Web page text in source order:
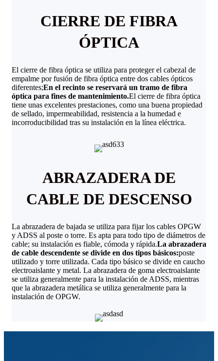
CIERRE DE FIBRA
ÓPTICA
El cierre de fibra óptica se utiliza para proteger el cabezal de
empalme por fusión de fibra óptica entre dos cables ópticos
diferentes;En el recinto se reservará un tramo de fibra
óptica para fines de mantenimiento.El cierre de fibra óptica
tiene unas excelentes prestaciones, como una buena propiedad
de sellado, impermeabilidad, resistencia a la humedad e
incorroducibilidad tras su instalación en la línea eléctrica.
ABRAZADERA DE
CABLE DE DESCENSO
La abrazadera de bajada se utiliza para fijar los cables OPGW
y ADSS al poste o torre. Es apta para todo tipo de diámetros de
cable; su instalación es fiable, cómoda y rápida.La abrazadera
de cable descendente se divide en dos tipos básicos:poste
utilizado y torre utilizada. Cada tipo básico se divide en caucho
electroaislante y metal. La abrazadera de goma electroaislante
se utiliza generalmente para la instalación de ADSS, mientras
que la abrazadera metálica se utiliza generalmente para la
instalación de OPGW.